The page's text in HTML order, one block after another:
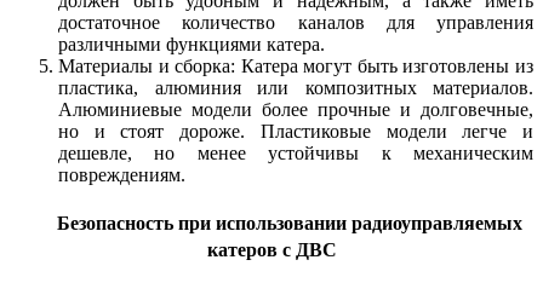
достаточное количество каналов для управления
различными функциями катера.
Материалы и сборка: Катера могут быть изготовлены из
пластика, алюминия или композитных материалов.
Алюминиевые модели более прочные и долговечные,
но и стоят дороже. Пластиковые модели легче и
дешевле, но менее устойчивы к механическим
повреждениям.
Безопасность при использовании радиоуправляемых
катеров с ДВС